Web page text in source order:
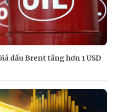
dầu Brent tăng hơn 1 USD